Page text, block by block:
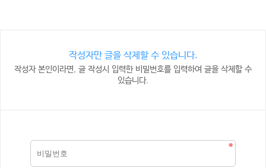
작성자만 글을 삭제할 수 있습니다.
작성자 본인이라면, 글 작성시 입력한 비밀번호를 입력하여 글을 삭제할 수
있습니다.